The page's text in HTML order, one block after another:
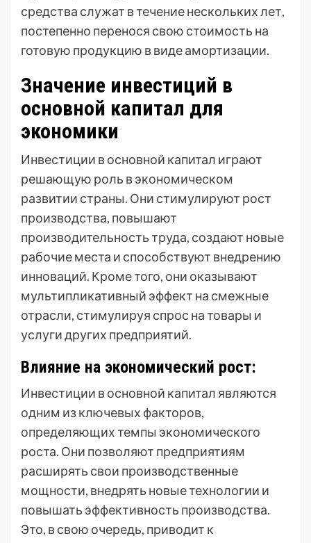
средства служат в течение нескольких лет,
постепенно перенося свою стоимость на
готовую продукцию в виде амортизации.
Значение инвестиций в
основной капитал для
экономики
Инвестиции в основной капитал играют
решающую роль в экономическом
развитии страны. Они стимулируют рост
производства, повышают
производительность труда, создают новые
рабочие места и способствуют внедрению
инноваций. Кроме того, они оказывают
мультипликативный эффект на смежные
отрасли, стимулируя спрос на товары и
услуги других предприятий.
Влияние на экономический рост:
Инвестиции в основной капитал являются
одним из ключевых факторов,
определяющих темпы экономического
роста. Они позволяют предприятиям
расширять свои производственные
мощности, внедрять новые технологии и
повышать эффективность производства.
Это, в свою очередь, приводит к